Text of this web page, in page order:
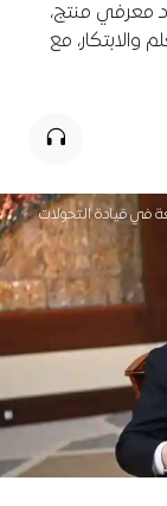
معرفي منتج،
1956 برهان العلم والابتكار، مع
في قيادة التحولات